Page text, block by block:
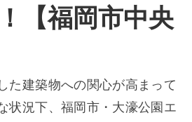
【福岡市中央
た建築物への関心が高まって
状況下、福岡市・大濠公園エ